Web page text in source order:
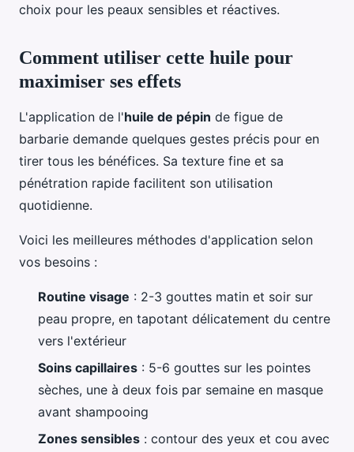
choix pour les peaux sensibles et réactives.
Comment utiliser cette huile pour
maximiser ses effets
L'application de l'huile de pépin de figue de
barbarie demande quelques gestes précis pour en
tirer tous les bénéfices. Sa texture fine et sa
pénétration rapide facilitent son utilisation
quotidienne.
Voici les meilleures méthodes d'application selon
vos besoins :
Routine visage : 2-3 gouttes matin et soir sur
peau propre, en tapotant délicatement du centre
vers l'extérieur
Soins capillaires : 5-6 gouttes sur les pointes
sèches, une à deux fois par semaine en masque
avant shampooing
Zones sensibles : contour des yeux et cou avec